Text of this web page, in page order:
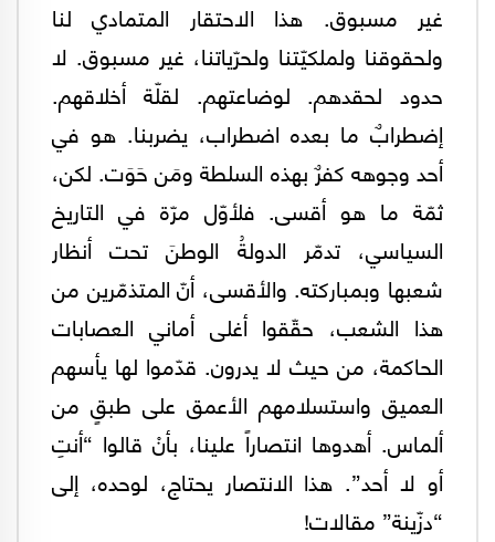
غير مسبوق. هذا الاحتقار المتمادي لنا
ولحقوقنا ولملكيّتنا ولحرّياتنا، غير مسبوق. لا
حدود لحقدهم. لوضاعتهم. لقلّة أخلاقهم.
إضطرابٌ ما بعده اضطراب، يضربنا. هو في
أحد وجوهه كفرٌ بهذه السلطة ومَن حَوَت. لكن،
ثمّة ما هو أقسى. فلأوّل مرّة في التاريخ
السياسي، تدمّر الدولةُ الوطنَ تحت أنظار
شعبها وبمباركته. والأقسى، أنّ المتذمّرين من
هذا الشعب، حقّقوا أغلى أماني العصابات
الحاكمة، من حيث لا يدرون. قدّموا لها يأسهم
العميق واستسلامهم الأعمق على طبقٍ من
ألماس. أهدوها انتصاراً علينا، بأنْ قالوا “أنتِ
أو لا أحد”. هذا الانتصار يحتاج، لوحده، إلى
“دزّينة” مقالات!